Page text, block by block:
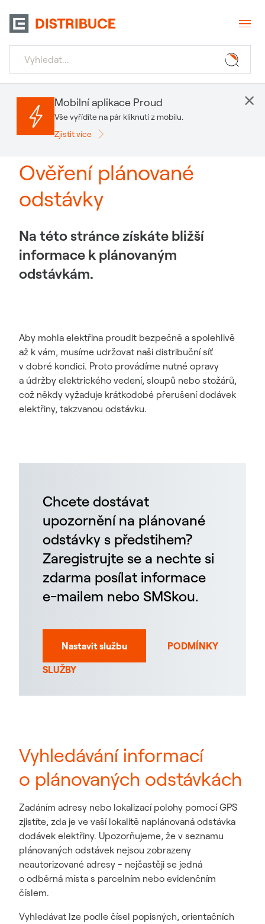
Ověření plánované
odstávky
Na této stránce získáte bližší
informace k plánovaným
odstávkám.
Aby mohla elektřina proudit bezpečně a spolehlivě
až k vám, musíme udržovat naši distribuční síť
v dobré kondici. Proto provádíme nutné opravy
a údržby elektrického vedení, sloupů nebo stožárů,
což někdy vyžaduje krátkodobé přerušení dodávek
elektřiny, takzvanou odstávku.
Mobilní aplikace Proud
Vše vyřídíte na pár kliknutí z mobilu.
Zjistit více
×
Chcete dostávat
upozornění na plánované
odstávky s předstihem?
Zaregistrujte se a nechte si
zdarma posílat informace
e-mailem nebo SMSkou.
Nastavit službu
PODMÍNKY
SLUŽBY
Vyhledávání informací
o plánovaných odstávkách
Zadáním adresy nebo lokalizací polohy pomocí GPS
zjistíte, zda je ve vaší lokalitě naplánovaná odstávka
dodávek elektřiny. Upozorňujeme, že v seznamu
plánovaných odstávek nejsou zobrazeny
neautorizované adresy - nejčastěji se jedná
o odběrná místa s parcelním nebo evidenčním
číslem.
Vyhledávat lze podle čísel popisných, orientačních